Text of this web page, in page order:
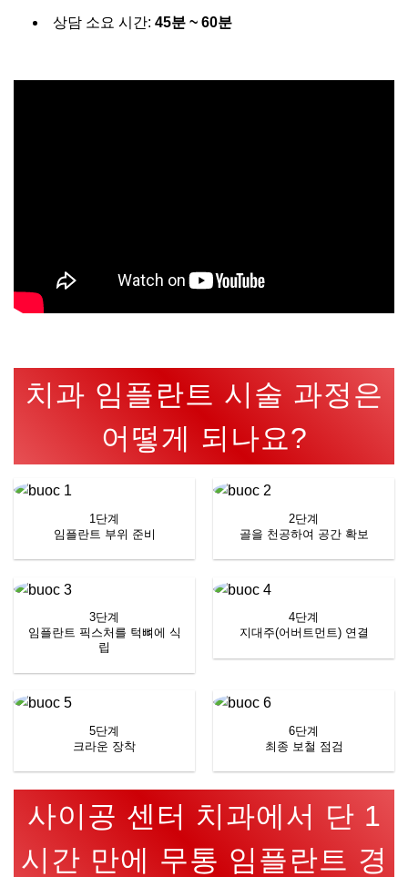
상담 소요 시간: 45분 ~ 60분
치과 임플란트 시술 과정은
어떻게 되나요?
1단계
임플란트 부위 준비
2단계
골을 천공하여 공간 확보
3단계
임플란트 픽스처를 턱뼈에 식
립
4단계
지대주(어버트먼트) 연결
5단계
크라운 장착
6단계
최종 보철 점검
사이공 센터 치과에서 단 1
시간 만에 무통 임플란트 경